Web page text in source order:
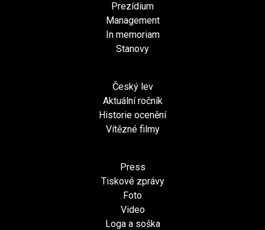
Prezídium
Management
In memoriam
Stanovy
Český lev
Aktuální ročník
Historie ocenění
Vítězné filmy
Press
Tiskové zprávy
Foto
Video
Loga a soška